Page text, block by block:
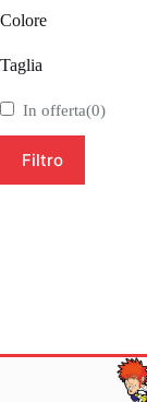
Colore
Taglia
In offerta(0)
Filtro